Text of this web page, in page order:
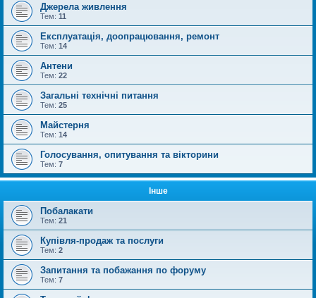
Джерела живлення
Тем: 11
Експлуатація, доопрацювання, ремонт
Тем: 14
Антени
Тем: 22
Загальні технічні питання
Тем: 25
Майстерня
Тем: 14
Голосування, опитування та вікторини
Тем: 7
Інше
Побалакати
Тем: 21
Купівля-продаж та послуги
Тем: 2
Запитання та побажання по форуму
Тем: 7